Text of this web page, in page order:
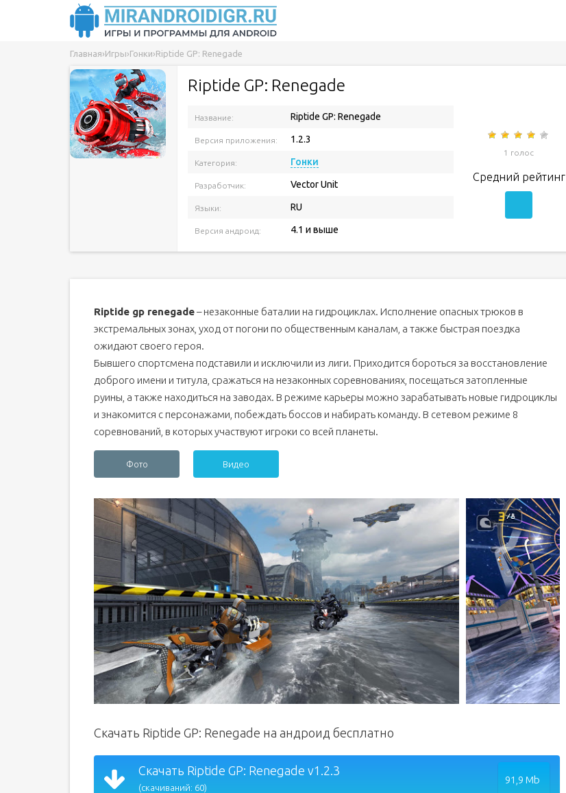
Главная›Игры›Гонки›Riptide GP: Renegade
Riptide GP: Renegade
Название: Riptide GP: Renegade
Версия приложения: 1.2.3
Категория: Гонки
Разработчик: Vector Unit
Языки: RU
Версия андроид: 4.1 и выше
1 голос
Средний рейтинг
Riptide gp renegade– незаконные баталии на гидроциклах. Исполнение опасных трюков в
экстремальных зонах, уход от погони по общественным каналам, а также быстрая поездка
ожидают своего героя.
Бывшего спортсмена подставили и исключили из лиги. Приходится бороться за восстановление
доброго имени и титула, сражаться на незаконных соревнованиях, посещаться затопленные
руины, а также находиться на заводах. В режиме карьеры можно зарабатывать новые гидроциклы
и знакомится с персонажами, побеждать боссов и набирать команду. В сетевом режиме 8
соревнований, в которых участвуют игроки со всей планеты.
Фото Видео
Скачать Riptide GP: Renegade на андроид бесплатно
Скачать Riptide GP: Renegade v1.2.3
(скачиваний: 60)
91,9 Mb